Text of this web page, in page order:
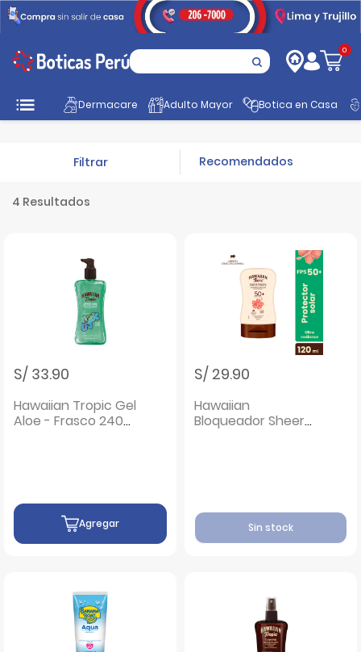
0
Dermacare Adulto Mayor Botica en Casa
Inicio Festival Solares Hawaian Tropic y Banana
4 Resultados
Filtrar
S/ 33.90
Hawaiian Tropic Gel
Aloe - Frasco 240
Agregar
S/ 29.90
Hawaiian
Bloqueador Sheer
Sin stock